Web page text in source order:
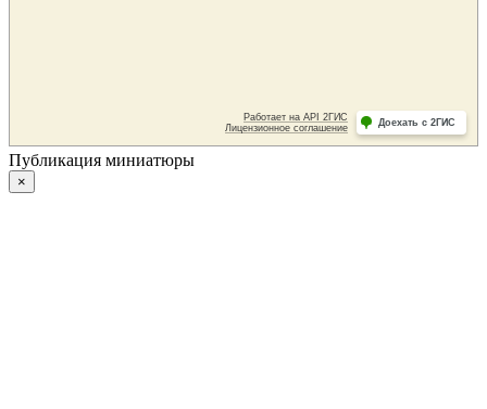
Публикация миниатюры
×